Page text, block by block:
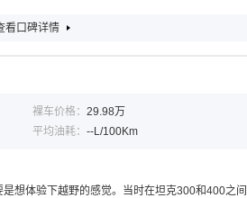
看口碑详情
裸车价格： 29.98万
平均油耗： --L/100Km
体验下越野的感觉。当时在坦克300和400